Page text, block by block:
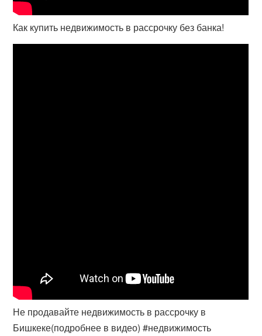
Как купить недвижимость в рассрочку без банка!
Не продавайте недвижимость в рассрочку в
Бишкеке(подробнее в видео) #недвижимость